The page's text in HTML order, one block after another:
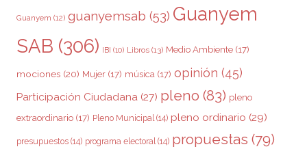
Guanyem (12) guanyemsab (53) Guanyem
SAB (306) IBI (10) Libros (13) Medio Ambiente (17)
mociones (20) Mujer (17) música (17) opinión (45)
Participación Ciudadana (27) pleno (83) pleno
extraordinario (17) Pleno Municipal(14) pleno ordinario (29)
presupuestos (14) programa electoral(14) propuestas (79)